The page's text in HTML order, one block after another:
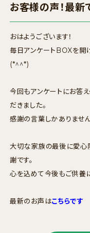
お客様の声！最
おはようございます！
毎日アンケートBOXを開
(*^^*)
今回もアンケートにお答
だきました。
感謝の言葉しかありません
大切な家族の最後に愛心
謝です。
心を込めて今後もご供養
最新のお声はこちらです